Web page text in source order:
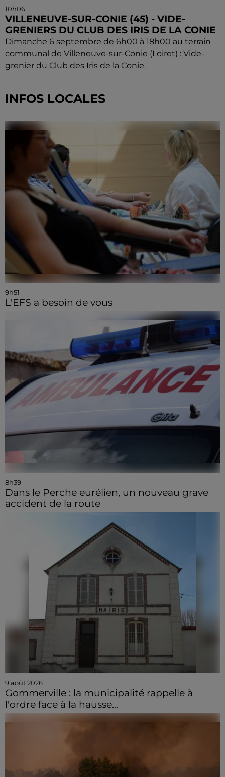
10h06
VILLENEUVE-SUR-CONIE (45) - VIDE-
GRENIERS DU CLUB DES IRIS DE LA CONIE
Dimanche 6 septembre de 6h00 à 18h00 au terrain
communal de Villeneuve-sur-Conie (Loiret) : Vide-
grenier du Club des Iris de la Conie.
INFOS LOCALES
9h51
L'EFS a besoin de vous
8h39
Dans le Perche eurélien, un nouveau grave
accident de la route
9 août 2026
Gommerville : la municipalité rappelle à
l'ordre face à la hausse...